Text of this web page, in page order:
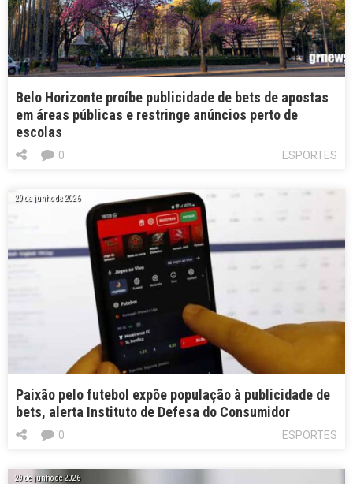
Belo Horizonte proíbe publicidade de bets de apostas
em áreas públicas e restringe anúncios perto de
escolas
ESPORTES
0
29 de junho de 2026
Paixão pelo futebol expõe população à publicidade de
bets, alerta Instituto de Defesa do Consumidor
ESPORTES
0
29 de junho de 2026